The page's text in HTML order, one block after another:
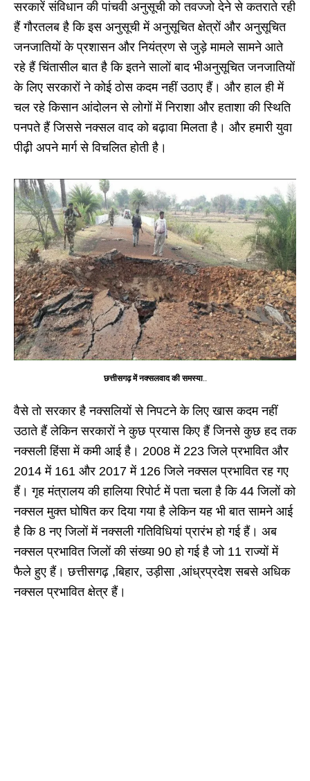
सरकारें संविधान की पांचवी अनुसूची को तवज्जो देने से कतराते रही
हैं गौरतलब है कि इस अनुसूची में अनुसूचित क्षेत्रों और अनुसूचित
जनजातियों के प्रशासन और नियंत्रण से जुड़े मामले सामने आते
रहे हैं चिंतासील बात है कि इतने सालों बाद भीअनुसूचित जनजातियों
के लिए सरकारों ने कोई ठोस कदम नहीं उठाए हैं। और हाल ही में
चल रहे किसान आंदोलन से लोगों में निराशा और हताशा की स्थिति
पनपते हैं जिससे नक्सल वाद को बढ़ावा मिलता है। और हमारी युवा
पीढ़ी अपने मार्ग से विचलित होती है।
छत्तीसगढ़ में नक्सलवाद की समस्या..
वैसे तो सरकार है नक्सलियों से निपटने के लिए खास कदम नहीं
उठाते हैं लेकिन सरकारों ने कुछ प्रयास किए हैं जिनसे कुछ हद तक
नक्सली हिंसा में कमी आई है। 2008 में 223 जिले प्रभावित और
2014 में 161 और 2017 में 126 जिले नक्सल प्रभावित रह गए
हैं। गृह मंत्रालय की हालिया रिपोर्ट में पता चला है कि 44 जिलों को
नक्सल मुक्त घोषित कर दिया गया है लेकिन यह भी बात सामने आई
है कि 8 नए जिलों में नक्सली गतिविधियां प्रारंभ हो गई हैं। अब
नक्सल प्रभावित जिलों की संख्या 90 हो गई है जो 11 राज्यों में
फैले हुए हैं। छत्तीसगढ़ ,बिहार, उड़ीसा ,आंध्रप्रदेश सबसे अधिक
नक्सल प्रभावित क्षेत्र हैं।